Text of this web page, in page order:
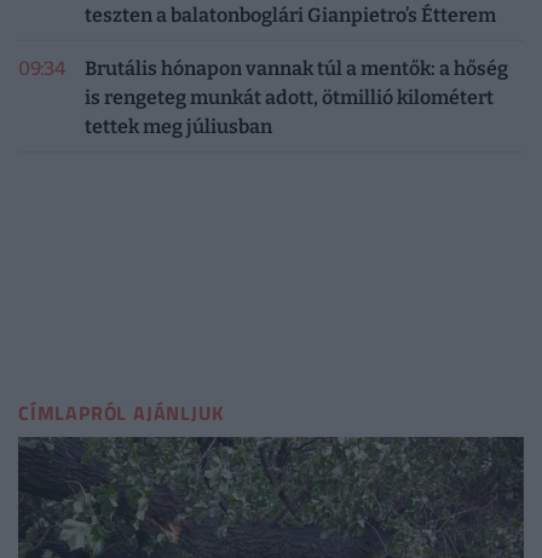
teszten a balatonboglári Gianpietro’s Étterem
09:34
Brutális hónapon vannak túl a mentők: a hőség
is rengeteg munkát adott, ötmillió kilométert
tettek meg júliusban
CÍMLAPRÓL AJÁNLJUK